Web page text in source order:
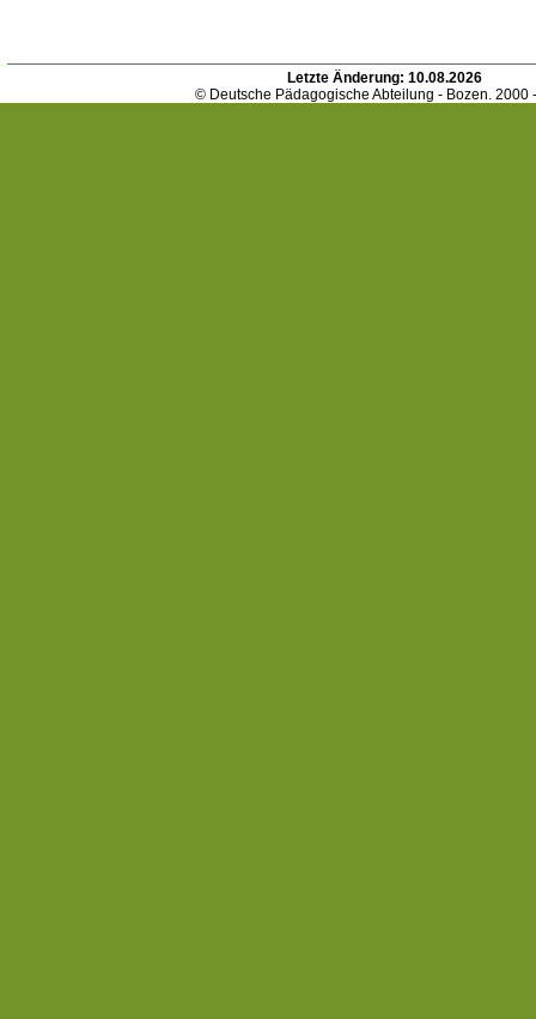
Letzte Änderung: 10.08.2026
© Deutsche Pädagogische Abteilung - Bozen. 2000